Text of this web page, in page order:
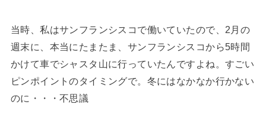
当時、私はサンフランシスコで働いていたので、2月の
週末に、本当にたまたま、サンフランシスコから5時間
かけて車でシャスタ山に行っていたんですよね。すごい
ピンポイントのタイミングで。冬にはなかなか行かない
のに・・・不思議